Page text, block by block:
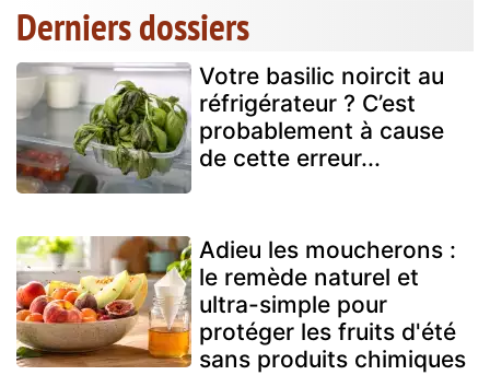
Derniers dossiers
Votre basilic noircit au
réfrigérateur ? C’est
probablement à cause
de cette erreur...
Adieu les moucherons :
le remède naturel et
ultra-simple pour
protéger les fruits d'été
sans produits chimiques